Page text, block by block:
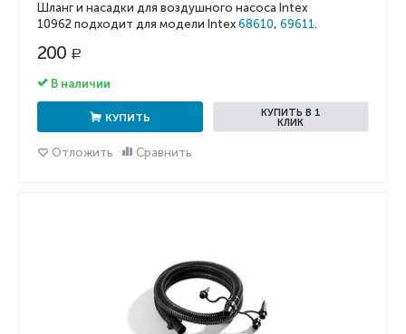
Шланг и насадки для воздушного насоса Intex
10962 подходит для модели Intex 68610, 69611.
200 Р
В наличии
КУПИТЬ
КУПИТЬ В 1
КЛИК
Отложить Сравнить